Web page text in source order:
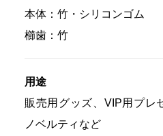
本体：竹・シリコンゴム
櫛歯：竹
用途
販売用グッズ、VIP用プレ
ノベルティなど